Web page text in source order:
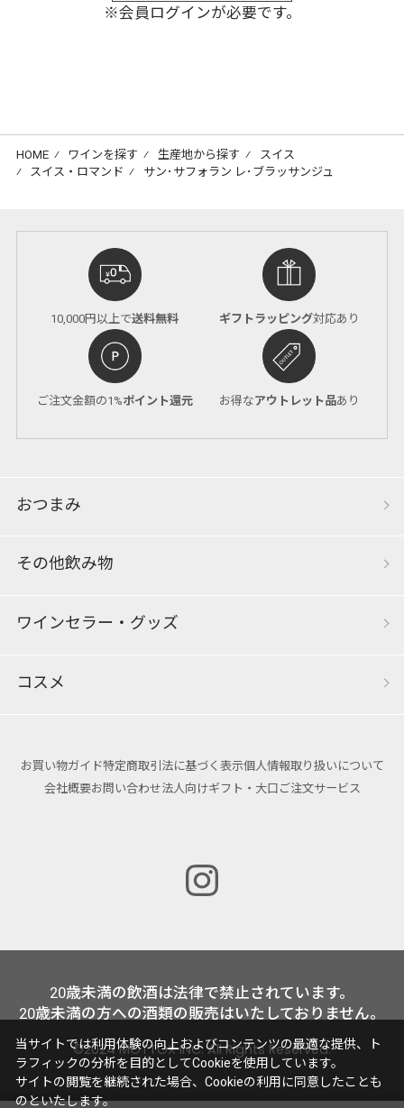
※会員ログインが必要です。
HOME ⁄ ワインを探す ⁄ 生産地から探す ⁄ スイス
⁄ スイス・ロマンド ⁄ サン･サフォラン レ･ブラッサンジュ
10,000円以上で送料無料 ギフトラッピング対応あり
ご注文金額の1%ポイント還元 お得なアウトレット品あり
おつまみ
その他飲み物
ワインセラー・グッズ
コスメ
お買い物ガイド特定商取引法に基づく表示個人情報取り扱いについて
会社概要お問い合わせ法人向けギフト・大口ご注文サービス
20歳未満の飲酒は法律で禁止されています。
20歳未満の方への酒類の販売はいたしておりません。
©2024 MOTTOX INC. All Rights Reserved.
当サイトでは利用体験の向上およびコンテンツの最適な提供、ト
ラフィックの分析を目的としてCookieを使用しています。
サイトの閲覧を継続された場合、Cookieの利用に同意したことも
のといたします。